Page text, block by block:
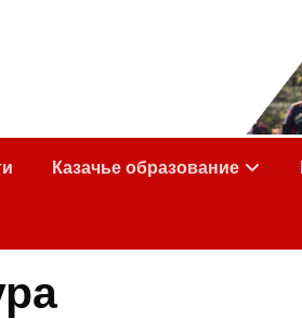
Казачье образование